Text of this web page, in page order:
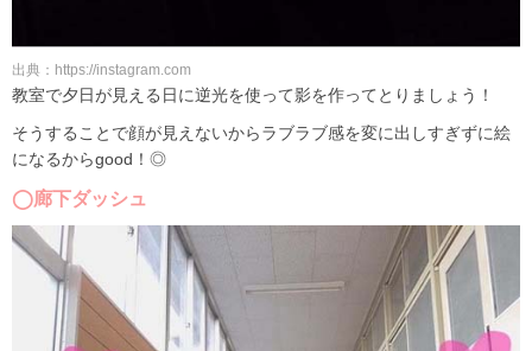
出典：https://instagram.com
教室で夕日が見える日に逆光を使って影を作ってとりましょう！
そうすることで顔が見えないからラブラブ感を変に出しすぎずに絵
になるからgood！◎
◯廊下ダッシュ